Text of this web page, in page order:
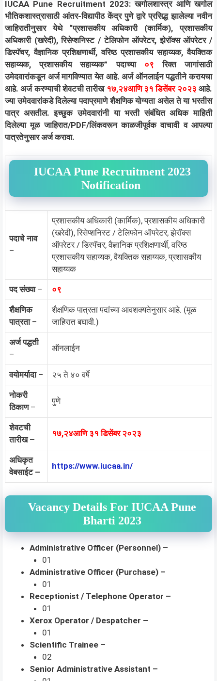
IUCAA Pune Recruitment 2023: खगोलशास्त्र आणि खगोल
भौतिकशास्त्रासाठी आंतर-विद्यापीठ केंद्र पुणे द्वारे प्रसिद्ध झालेल्या नवीन
जाहिरातीनुसार येथे “प्रशासकीय अधिकारी (कार्मिक), प्रशासकीय
अधिकारी (खरेदी), रिसेप्शनिस्ट / टेलिफोन ऑपरेटर, झेरॉक्स ऑपरेटर /
डिस्पॅचर, वैज्ञानिक प्रशिक्षणार्थी, वरिष्ठ प्रशासकीय सहाय्यक, वैयक्तिक
सहाय्यक, प्रशासकीय सहाय्यक” पदाच्या ०९रिक्त जागांसाठी
उमेदवारांकडून अर्ज मागविण्यात येत आहे. अर्ज ऑनलाईन पद्धतीने करायचा
आहे. अर्ज करण्याची शेवटची तारीख १७,२४आणि ३१ डिसेंबर २०२३ आहे.
ज्या उमेदवारांकडे दिलेल्या पदाप्रमाणे शैक्षणिक योग्यता असेल ते या भरतीस
पात्र असतील. इच्छुक उमेदवारांनी या भरती संबंधित अधिक माहिती
दिलेल्या मूळ जाहिरात/PDF/लिंकवरून काळजीपूर्वक वाचावी व आपल्या
पात्रतेनुसार अर्ज करावा.
IUCAA Pune Recruitment 2023
Notification
पदाचे नाव
–
प्रशासकीय अधिकारी (कार्मिक), प्रशासकीय अधिकारी
(खरेदी), रिसेप्शनिस्ट / टेलिफोन ऑपरेटर, झेरॉक्स
ऑपरेटर / डिस्पॅचर, वैज्ञानिक प्रशिक्षणार्थी, वरिष्ठ
प्रशासकीय सहाय्यक, वैयक्तिक सहाय्यक, प्रशासकीय
सहाय्यक
पद संख्या– ०९
शैक्षणिक
पात्रता–
शैक्षणिक पात्रता पदांच्या आवशक्यतेनुसार आहे. (मूळ
जाहिरात बघावी.)
अर्ज पद्धती
–
ऑनलाईन
वयोमर्यादा– २५ ते ४० वर्षे
नोकरी
ठिकाण–
पुणे
शेवटची
तारीख –
१७,२४आणि ३१ डिसेंबर २०२३
अधिकृत
वेबसाईट –
https://www.iucaa.in/
Vacancy Details For IUCAA Pune
Bharti 2023
Administrative Officer (Personnel) –
01
Administrative Officer (Purchase) –
01
Receptionist / Telephone Operator –
01
Xerox Operator / Despatcher –
01
Scientific Trainee –
02
Senior Administrative Assistant –